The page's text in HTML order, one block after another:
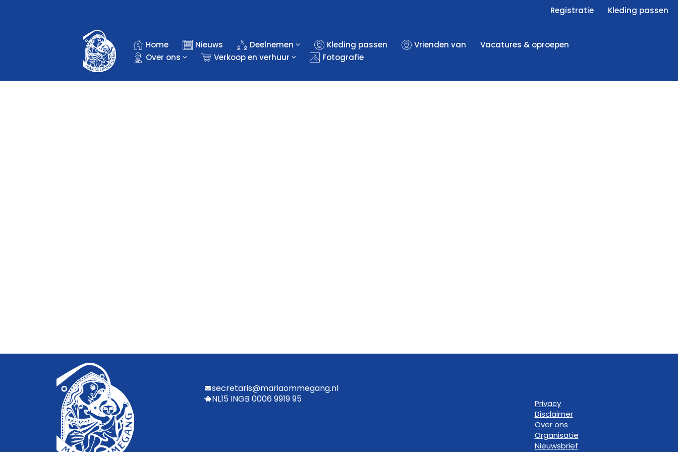
Registratie Kleding passen
Home Nieuws Deelnemen Kleding passen Vrienden van
Vacatures & oproepen
Over ons
Verkoop en verhuur Fotografie
secretaris@mariaommegang.nl
NL15 INGB 0006 9919 95
Privacy
Disclaimer
Over ons
Organisatie
Nieuwsbrief